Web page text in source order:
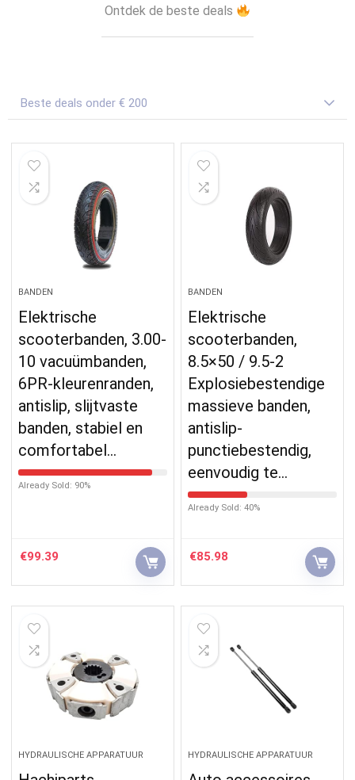
Ontdek de beste deals
Beste deals onder € 200
BANDEN
Elektrische
scooterbanden, 3.00-
10 vacuümbanden,
6PR-kleurenranden,
antislip, slijtvaste
banden, stabiel en
comfortabel…
Already Sold: 90%
€99.39
BANDEN
Elektrische
scooterbanden,
8.5×50 / 9.5-2
Explosiebestendige
massieve banden,
antislip-
punctiebestendig,
eenvoudig te…
Already Sold: 40%
€85.98
HYDRAULISCHE APPARATUUR HYDRAULISCHE APPARATUUR